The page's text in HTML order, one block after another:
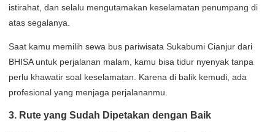
istirahat, dan selalu mengutamakan keselamatan penumpang di
atas segalanya.
Saat kamu memilih sewa bus pariwisata Sukabumi Cianjur dari
BHISA untuk perjalanan malam, kamu bisa tidur nyenyak tanpa
perlu khawatir soal keselamatan. Karena di balik kemudi, ada
profesional yang menjaga perjalananmu.
3. Rute yang Sudah Dipetakan dengan Baik